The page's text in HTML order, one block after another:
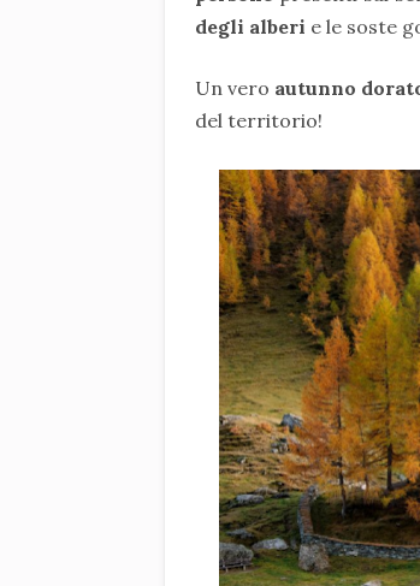
degli alberi e le soste
Un vero autunno
del territorio!